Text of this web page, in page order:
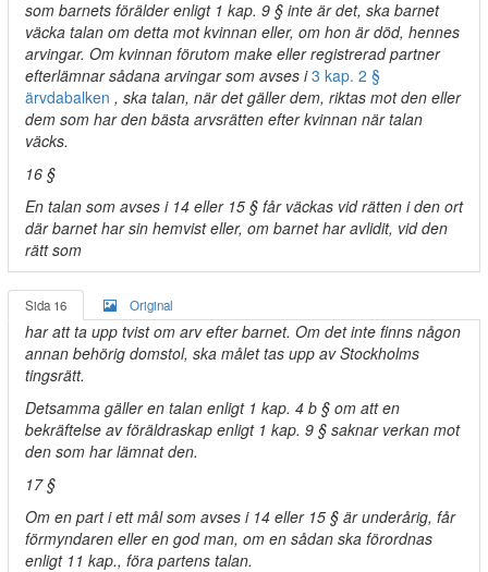
som barnets förälder enligt 1 kap. 9 § inte är det, ska barnet
väcka talan om detta mot kvinnan eller, om hon är död, hennes
arvingar. Om kvinnan förutom make eller registrerad partner
efterlämnar sådana arvingar som avses i3 kap. 2 §
ärvdabalken , ska talan, när det gäller dem, riktas mot den eller
dem som har den bästa arvsrätten efter kvinnan när talan
väcks.
16 §
En talan som avses i 14 eller 15 § får väckas vid rätten i den ort
där barnet har sin hemvist eller, om barnet har avlidit, vid den
rätt som
Sida 16 Original
har att ta upp tvist om arv efter barnet. Om det inte finns någon
annan behörig domstol, ska målet tas upp av Stockholms
tingsrätt.
Detsamma gäller en talan enligt 1 kap. 4 b § om att en
bekräftelse av föräldraskap enligt 1 kap. 9 § saknar verkan mot
den som har lämnat den.
17 §
Om en part i ett mål som avses i 14 eller 15 § är underårig, får
förmyndaren eller en god man, om en sådan ska förordnas
enligt 11 kap., föra partens talan.